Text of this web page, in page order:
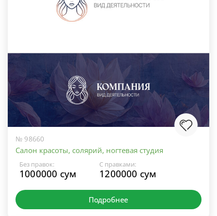
№ 98660
Салон красоты, солярий, ногтевая студия
Без правок:
1000000 сум
С правками:
1200000 сум
Подробнее